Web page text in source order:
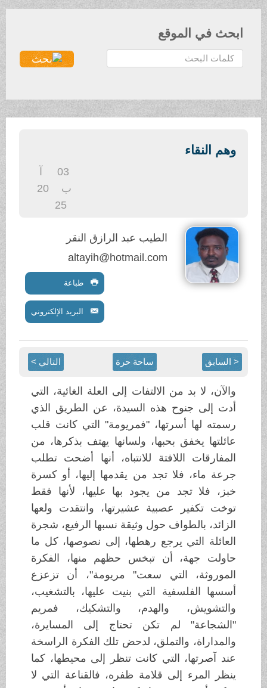
ابحث في الموقع
ح
ث
وهم النقاء
الطيب عبد الرازق النقر
altayih@hotmail.com
طباعة
البريد الإلكتروني
< السابق ساحة حرة التالي >
والآن، لا بد من الالتفات إلى العلة الغائية، التي
أدت إلى جنوح هذه السيدة، عن الطريق الذي
رسمته لها أسرتها، "فمريومة" التي كانت قلب
عائلتها يخفق بحبها، ولسانها يهتف بذكرها، من
المفارقات اللافتة للانتباه، أنها أضحت تطلب
جرعة ماء، فلا تجد من يقدمها إليها، أو كسرة
خبز، فلا تجد من يجود بها عليها، لأنها فقط
توخت تكفير عصبية عشيرتها، وانتقدت ولعها
الزائد، بالطواف حول وثيقة نسبها الرفيع، شجرة
العائلة التي يرجع رهطها، إلى نصوصها، كل ما
حاولت جهة، أن تبخس حظهم منها، الفكرة
الموروثة، التي سعت" مريومة"، أن تزعزع
أسسها الفلسفية التي بنيت عليها، بالتشغيب،
والتشويش، والهدم، والتشكيك، فمريم
"الشجاعة" لم تكن تحتاج إلى المسايرة،
والمداراة، والتملق، لدحض تلك الفكرة الراسخة
عند آصرتها، التي كانت تنظر إلى محيطها، كما
ينظر المرء إلى قلامة ظفره، فالقناعة التي لا